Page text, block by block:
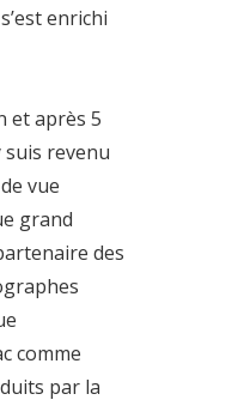
enrichi
et après 5
suis revenu
vue
grand
des
comme
par la